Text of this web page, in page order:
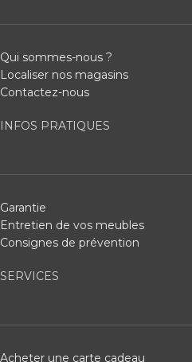
Qui sommes-nous ?
Localiser nos magasins
Contactez-nous
INFOS PRATIQUES
Garantie
Entretien de vos meubles
Consignes de prévention
SERVICES
Acheter une carte cadeau